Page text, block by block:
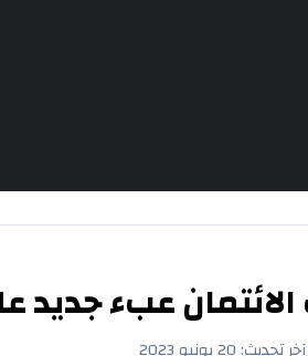
عبء جديد